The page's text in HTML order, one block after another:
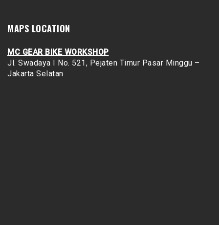
MAPS LOCATION
MC GEAR BIKE WORKSHOP
Jl. Swadaya I No. 521, Pejaten Timur Pasar Minggu –
Jakarta Selatan